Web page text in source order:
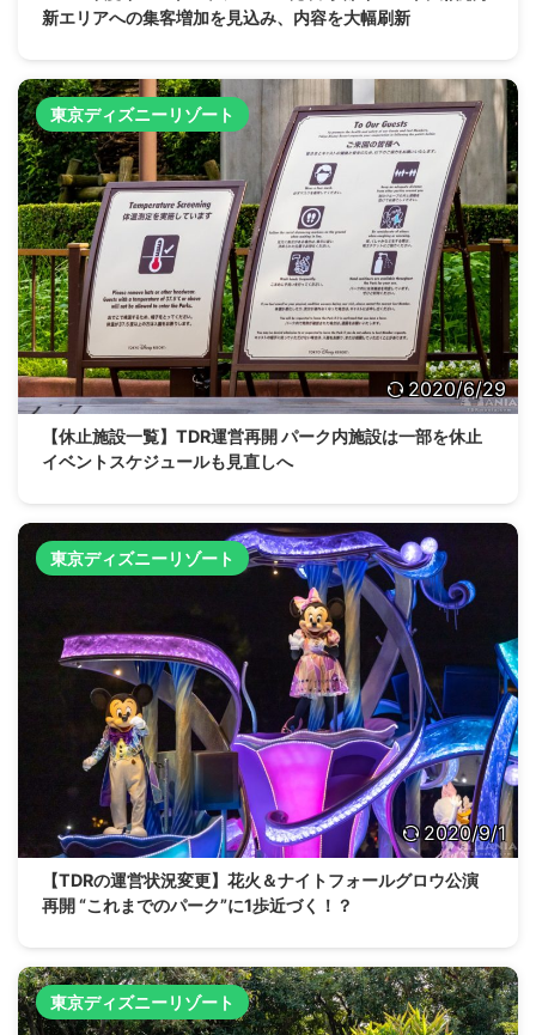
新エリアへの集客増加を見込み、内容を大幅刷新
東京ディズニーリゾート
2020/6/29
【休止施設一覧】TDR運営再開 パーク内施設は一部を休止
イベントスケジュールも見直しへ
東京ディズニーリゾート
2020/9/1
【TDRの運営状況変更】花火＆ナイトフォールグロウ公演
再開 “これまでのパーク”に1歩近づく！？
東京ディズニーリゾート